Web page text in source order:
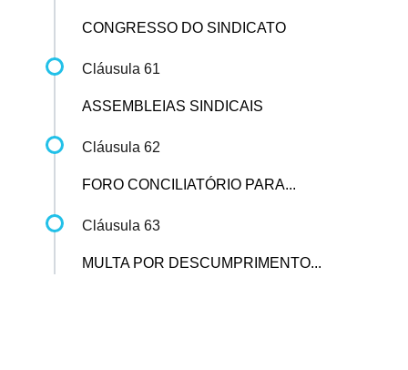
CONGRESSO DO SINDICATO
Cláusula 61
ASSEMBLEIAS SINDICAIS
Cláusula 62
FORO CONCILIATÓRIO PARA...
Cláusula 63
MULTA POR DESCUMPRIMENTO...